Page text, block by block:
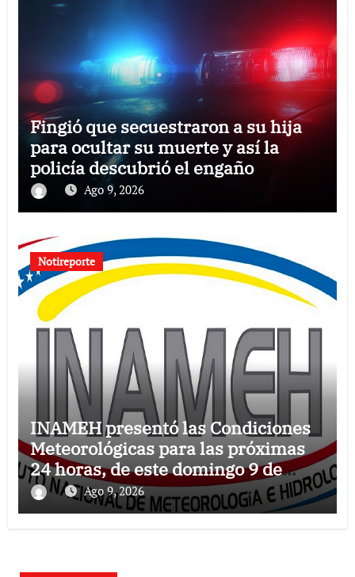
Fingió que secuestraron a su hija
para ocultar su muerte y así la
policía descubrió el engaño
Ago 9, 2026
Notireporte
INAMEH presentó las Condiciones
Meteorológicas para las próximas
24 horas, de este domingo 9 de
agosto 2026
Ago 9, 2026